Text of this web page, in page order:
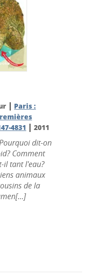
| Paris :
4831 |2011
dit-on
Comment
il tant l'eau?
animaux
de la